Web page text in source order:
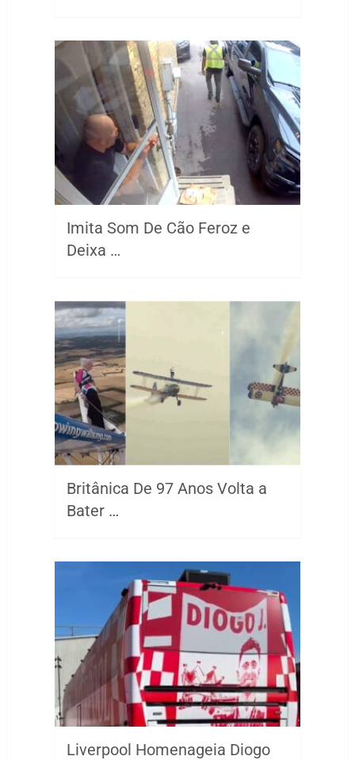
Imita Som De Cão Feroz e
Deixa …
Britânica De 97 Anos Volta a
Bater …
Liverpool Homenageia Diogo